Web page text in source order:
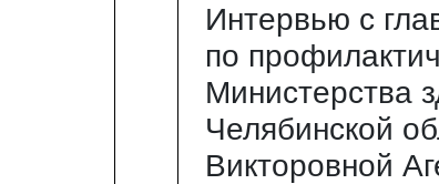
Интервью с
по
Министерства
Челябинской
Викторовной